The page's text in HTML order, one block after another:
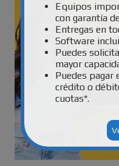
Equipos
con garantía
Entregas en
Software
Puedes
mayor
Puedes pagar
crédito o
cuotas*.